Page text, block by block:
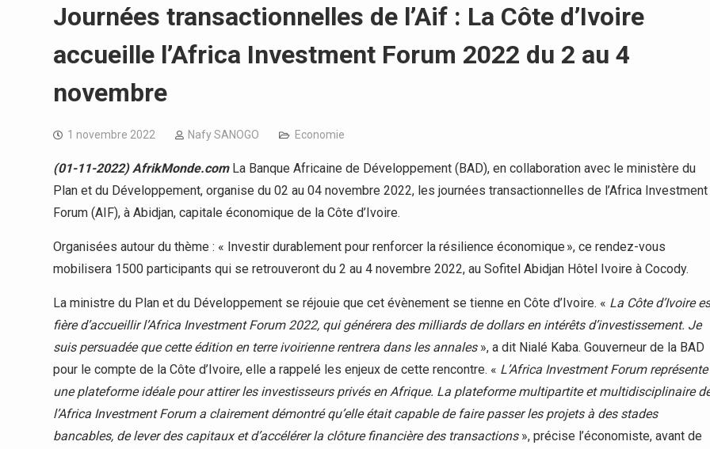
Journées transactionnelles de l’Aif : La Côte d’Ivoire
accueille l’Africa Investment Forum 2022 du 2 au 4
novembre
1 novembre 2022 Nafy SANOGO Economie
(01-11-2022) AfrikMonde.comLa Banque Africaine de Développement (BAD), en collaboration avec le ministère du
Plan et du Développement, organise du 02 au 04 novembre 2022, les journées transactionnelles de l’Africa Investment
Forum (AIF), à Abidjan, capitale économique de la Côte d’Ivoire.
Organisées autour du thème : « Investir durablement pour renforcer la résilience économique », ce rendez-vous
mobilisera 1500 participants qui se retrouveront du 2 au 4 novembre 2022, au Sofitel Abidjan Hôtel Ivoire à Cocody.
La ministre du Plan et du Développement se réjouie que cet évènement se tienne en Côte d’Ivoire. « La Côte d’Ivoire
fière d’accueillir l’Africa Investment Forum 2022, qui générera des milliards de dollars en intérêts d’investissement. Je
suis persuadée que cette édition en terre ivoirienne rentrera dans les annales», a dit Nialé Kaba. Gouverneur de la BAD
pour le compte de la Côte d’Ivoire, elle a rappelé les enjeux de cette rencontre. « L’Africa Investment Forum représente
une plateforme idéale pour attirer les investisseurs privés en Afrique. La plateforme multipartite et multidisciplinaire
l’Africa Investment Forum a clairement démontré qu’elle était capable de faire passer les projets à des stades
bancables, de lever des capitaux et d’accélérer la clôture financière des transactions», précise l’économiste, avant de